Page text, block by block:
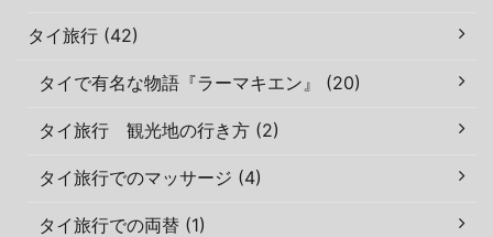
タイ旅行 (42)
タイで有名な物語『ラーマキエン』 (20)
タイ旅行 観光地の行き方 (2)
タイ旅行でのマッサージ (4)
タイ旅行での両替 (1)